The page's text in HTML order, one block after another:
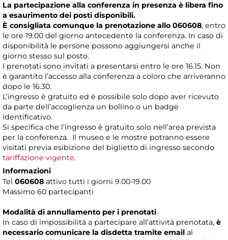
La partecipazione alla conferenza in presenza è libera fino
a esaurimento dei posti disponibili.
È consigliata comunque la prenotazione allo 060608, entro
le ore 19.00 del giorno antecedente la conferenza. In caso di
disponibilità le persone possono aggiungersi anche il
giorno stesso sul posto.
I prenotati sono invitati a presentarsi entro le ore 16.15. Non
è garantito l’accesso alla conferenza a coloro che arriveranno
dopo le 16.30.
L’ingresso è gratuito ed è possibile solo dopo aver ricevuto
da parte dell’accoglienza un bollino o un badge
identificativo.
Si specifica che l’ingresso è gratuito solo nell’area prevista
per la conferenza. Il museo e le mostre potranno essere
visitati previa esibizione del biglietto di ingresso secondo
tariffazione vigente.
Informazioni
Tel 060608 attivo tutti i giorni 9.00-19.00
Massimo 60 partecipanti
Modalità di annullamento per i prenotati
In caso di impossibilità a partecipare all’attività prenotata, è
necessario comunicare la disdetta tramite email al